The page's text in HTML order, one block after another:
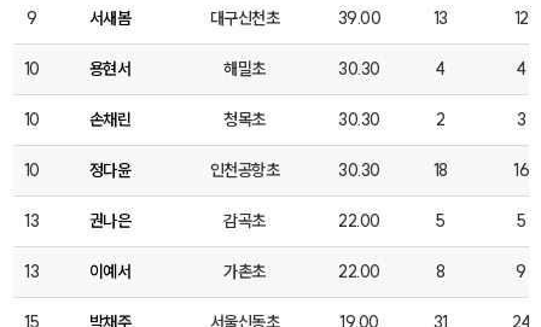
9 서새봄 대구신천초 39.00 13 12
10 용현서 해밀초 30.30 4 4
10 손채린 청목초 30.30 2 3
10 정다윤 인천공항초 30.30 18 16
13 권나은 감곡초 22.00 5 5
13 이예서 가촌초 22.00 8 9
15 박채주 서울신동초 19.00 31 24